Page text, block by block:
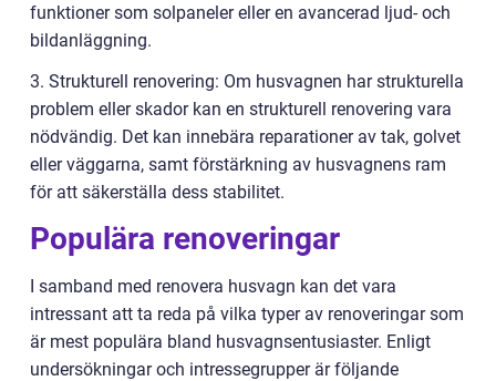
funktioner som solpaneler eller en avancerad ljud- och
bildanläggning.
3. Strukturell renovering: Om husvagnen har strukturella
problem eller skador kan en strukturell renovering vara
nödvändig. Det kan innebära reparationer av tak, golvet
eller väggarna, samt förstärkning av husvagnens ram
för att säkerställa dess stabilitet.
Populära renoveringar
I samband med renovera husvagn kan det vara
intressant att ta reda på vilka typer av renoveringar som
är mest populära bland husvagnsentusiaster. Enligt
undersökningar och intressegrupper är följande